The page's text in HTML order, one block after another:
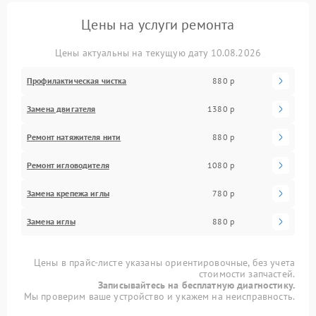
Цены на услуги ремонта
Цены актуальны на текущую дату 10.08.2026
Профилактическая чистка 880 р
Замена двигателя 1380 р
Ремонт натяжителя нити 880 р
Ремонт игловодителя 1080 р
Замена крепежа иглы 780 р
Замена иглы 880 р
Цены в прайс-листе указаны ориентировочные, без учета
стоимости запчастей.
Записывайтесь на бесплатную диагностику.
Мы проверим ваше устройство и укажем на неисправность.